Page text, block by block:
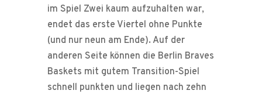
im Spiel Zwei kaum aufzuhalten war,
endet das erste Viertel ohne Punkte
(und nur neun am Ende). Auf der
anderen Seite können die Berlin Braves
Baskets mit gutem Transition-Spiel
schnell punkten und liegen nach zehn